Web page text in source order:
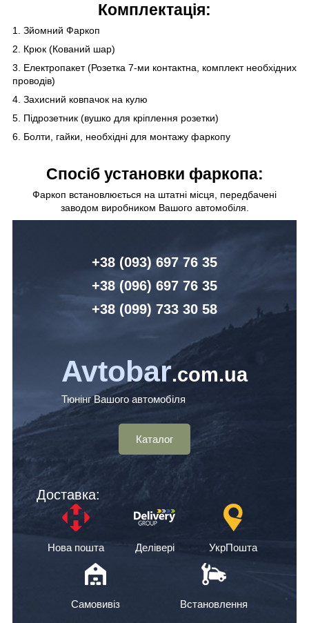
Комплектація:
1. Зйомний Фаркоп
2. Крюк (Кований шар)
3. Електропакет (Розетка 7-ми контактна, комплект необхідних
проводів)
4. Захисний ковпачок на кулю
5. Підрозетник (вушко для кріплення розетки)
6. Болти, гайки, необхідні для монтажу фаркопу
Спосіб установки фаркопа:
Фаркоп встановлюється на штатні місця, передбачені
заводом виробником Вашого автомобіля.
+38 (093) 697 76 35
+38 (096) 697 76 35
+38 (099) 733 30 58
Avtobar.com.ua
Тюнінг Вашого автомобіля
Каталог
Доставка:
Нова пошта Делівері УкрПошта
Самовивіз Встановлення